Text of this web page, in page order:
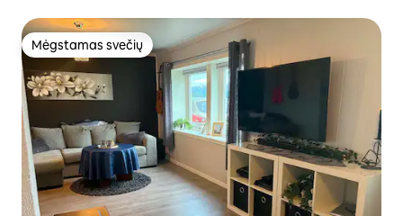
Mėgstamas svečių
Mėgstamas svečių